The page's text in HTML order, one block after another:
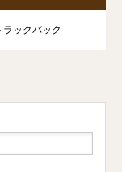
ラックバック